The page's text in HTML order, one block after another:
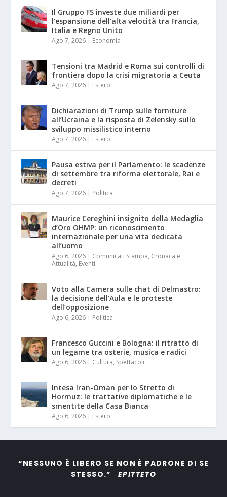
Il Gruppo FS investe due miliardi per
l’espansione dell’alta velocità tra Francia,
Italia e Regno Unito
Ago 7, 2026 | Economia
Tensioni tra Madrid e Roma sui controlli di
frontiera dopo la crisi migratoria a Ceuta
Ago 7, 2026 | Estero
Dichiarazioni di Trump sulle forniture
all’Ucraina e la risposta di Zelensky sullo
sviluppo missilistico interno
Ago 7, 2026 | Estero
Pausa estiva per il Parlamento: le scadenze
di settembre tra riforma elettorale, Rai e
decreti
Ago 7, 2026 | Politica
Maurice Cereghini insignito della Medaglia
d’Oro OHMP: un riconoscimento
internazionale per una vita dedicata
all’uomo
Ago 6, 2026 | Comunicati Stampa, Cronaca e
Attualità, Eventi
Voto alla Camera sulle chat di Delmastro:
la decisione dell’Aula e le proteste
dell’opposizione
Ago 6, 2026 | Politica
Francesco Guccini e Bologna: il ritratto di
un legame tra osterie, musica e radici
Ago 6, 2026 | Cultura, Spettacoli
Intesa Iran-Oman per lo Stretto di
Hormuz: le trattative diplomatiche e le
smentite della Casa Bianca
Ago 6, 2026 | Estero
“NESSUNO È LIBERO SE NON È PADRONE DI SE
STESSO.”EPITTETO